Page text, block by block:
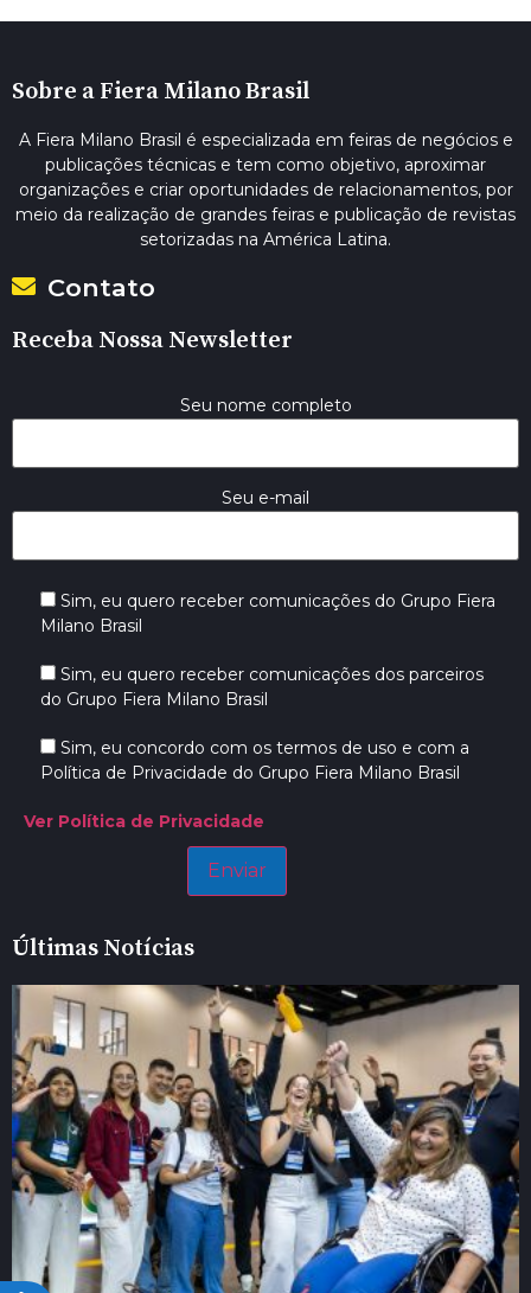
Sobre a Fiera Milano Brasil
A Fiera Milano Brasil é especializada em feiras de negócios e
publicações técnicas e tem como objetivo, aproximar
organizações e criar oportunidades de relacionamentos, por
meio da realização de grandes feiras e publicação de revistas
setorizadas na América Latina.
Contato
Receba Nossa Newsletter
Seu nome completo
Seu e-mail
Sim, eu quero receber comunicações do Grupo Fiera
Milano Brasil
Sim, eu quero receber comunicações dos parceiros
do Grupo Fiera Milano Brasil
Sim, eu concordo com os termos de uso e com a
Política de Privacidade do Grupo Fiera Milano Brasil
Ver Política de Privacidade
Últimas Notícias